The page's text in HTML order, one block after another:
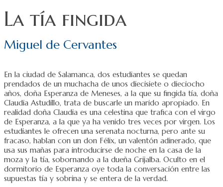
La tía fingida
Miguel de Cervantes
En la ciudad de Salamanca, dos estudiantes se quedan
prendados de un muchacha de unos diecisiete o dieciocho
años, doña Esperanza de Meneses, a la que su fingida tía, doña
Claudia Astudillo, trata de buscarle un marido apropiado. En
realidad doña Claudia es una celestina que trafica con el virgo
de Esperanza, a la que ya ha venido tres veces por virgen. Los
estudiantes le ofrecen una serenata nocturna, pero ante su
fracaso, hablan con un don Félix, un valentón adinerado, que
usa sus mañas para introducirse de noche en la casa de la
moza y la tía, sobornando a la dueña Grijalba. Oculto en el
dormitorio de Esperanza oye toda la conversación entre las
supuestas tía y sobrina y se entera de la verdad.